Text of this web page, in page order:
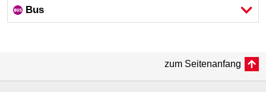
Bus
zum Seitenanfang